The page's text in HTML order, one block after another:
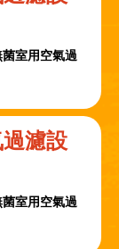
室用空氣過
濾設
室用空氣過